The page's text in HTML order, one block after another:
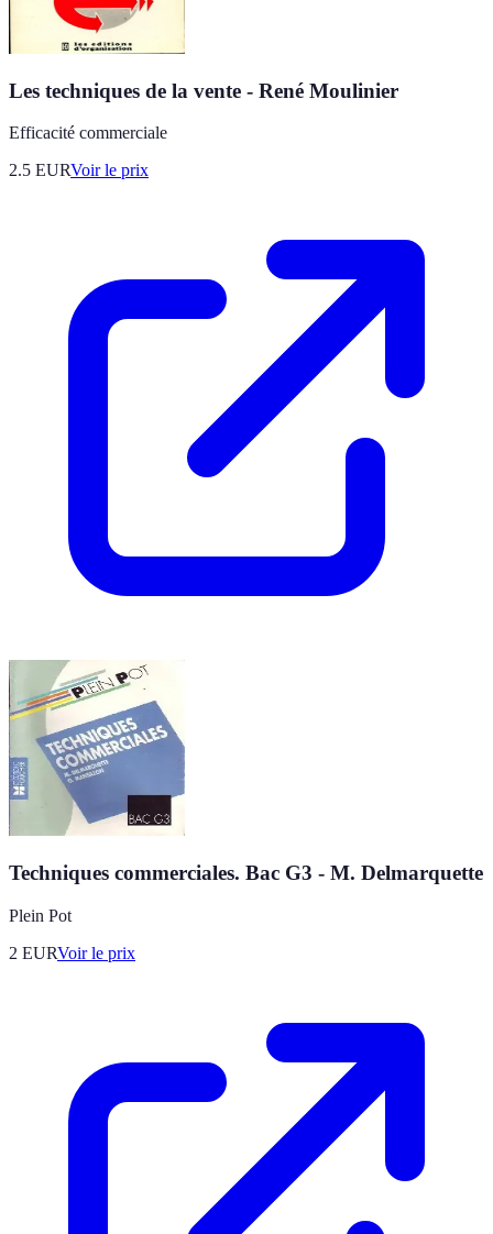
Les techniques de la vente - René Moulinier
Efficacité commerciale
2.5 EURVoir le prix
Techniques commerciales. Bac G3 - M. Delmarquette
Plein Pot
2 EURVoir le prix